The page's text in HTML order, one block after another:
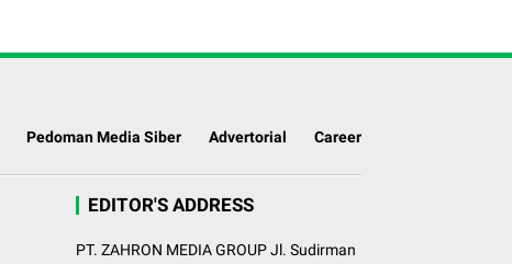
Pedoman Media Siber Advertorial Career
EDITOR'S ADDRESS
PT. ZAHRON MEDIA GROUP Jl. Sudirman